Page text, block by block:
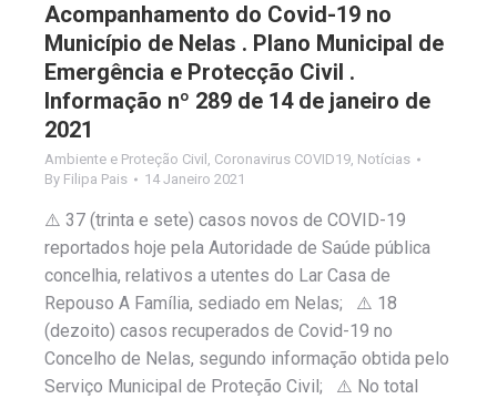
Acompanhamento do Covid-19 no
Município de Nelas . Plano Municipal de
Emergência e Protecção Civil .
Informação nº 289 de 14 de janeiro de
2021
Ambiente e Proteção Civil , Coronavirus COVID19, Notícias
By Filipa Pais 14 Janeiro 2021
⚠️ 37 (trinta e sete) casos novos de COVID-19
reportados hoje pela Autoridade de Saúde pública
concelhia, relativos a utentes do Lar Casa de
Repouso A Família, sediado em Nelas; ⚠️ 18
(dezoito) casos recuperados de Covid-19 no
Concelho de Nelas, segundo informação obtida pelo
Serviço Municipal de Proteção Civil; ⚠️ No total